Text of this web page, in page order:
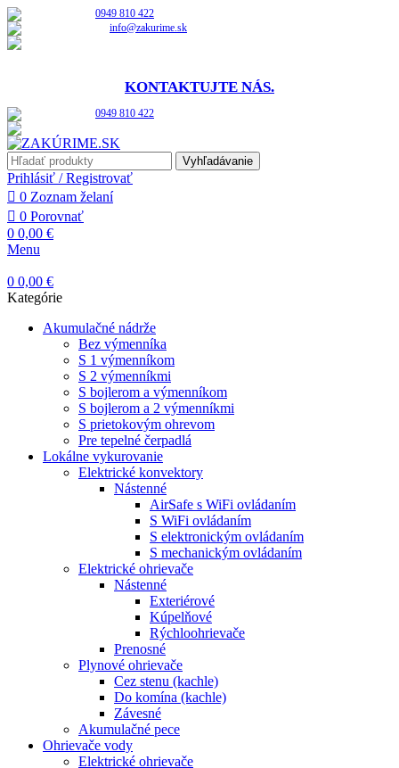
0949 810 422
info@zakurime.sk
KONTAKTUJTE NÁS.
0949 810 422
Vyhľadávanie
Prihlásiť / Registrovať
0 Zoznam želaní
0 Porovnať
0 0,00 €
Menu
0 0,00 €
Kategórie
Akumulačné nádrže
Bez výmenníka
S 1 výmenníkom
S 2 výmenníkmi
S bojlerom a výmenníkom
S bojlerom a 2 výmenníkmi
S prietokovým ohrevom
Pre tepelné čerpadlá
Lokálne vykurovanie
Elektrické konvektory
Nástenné
AirSafe s WiFi ovládaním
S WiFi ovládaním
S elektronickým ovládaním
S mechanickým ovládaním
Elektrické ohrievače
Nástenné
Exteriérové
Kúpelňové
Rýchloohrievače
Prenosné
Plynové ohrievače
Cez stenu (kachle)
Do komína (kachle)
Závesné
Akumulačné pece
Ohrievače vody
Elektrické ohrievače